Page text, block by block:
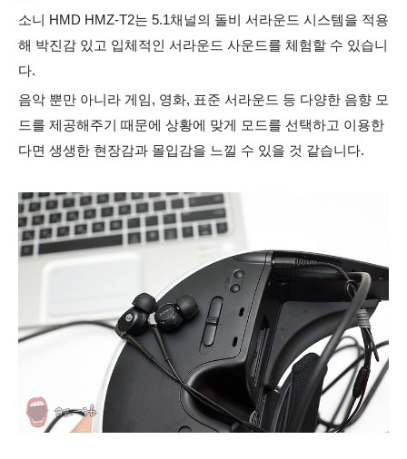
소니 HMD HMZ-T2는 5.1채널의 돌비 서라운드 시스템을 적용
해 박진감 있고 입체적인 서라운드 사운드를 체험할 수 있습니
다.
음악 뿐만 아니라 게임, 영화, 표준 서라운드 등 다양한 음향 모
드를 제공해주기 때문에 상황에 맞게 모드를 선택하고 이용한
다면 생생한 현장감과 몰입감을 느낄 수 있을 것 같습니다.